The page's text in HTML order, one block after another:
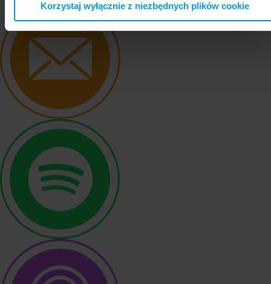
Korzystaj wyłącznie z niezbędnych plików cookie